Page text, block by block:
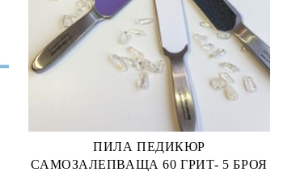
ПИЛА ПЕДИКЮР
САМОЗАЛЕПВАЩА 60 ГРИТ- 5 БРОЯ